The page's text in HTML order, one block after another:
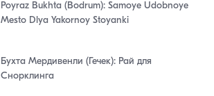
Poyraz Bukhta (Bodrum): Samoye Udobnoye
Mesto Dlya Yakornoy Stoyanki
Бухта Мердивенли (Гечек): Рай для
Снорклинга